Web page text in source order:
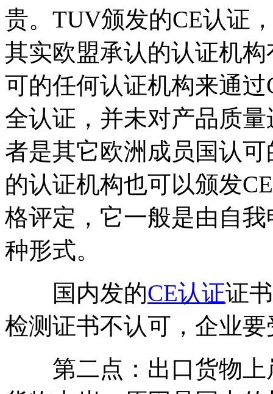
贵。TUV颁发的CE认证
其实欧盟承认的认证机
可的任何认证机构来通
全认证，并未对产品质
者是其它欧洲成员国认
的认证机构也可以颁发
格评定，它一般是由自
种形式。
国内发的CE认证证
检测证书不认可，企业
第二点：出口货物上